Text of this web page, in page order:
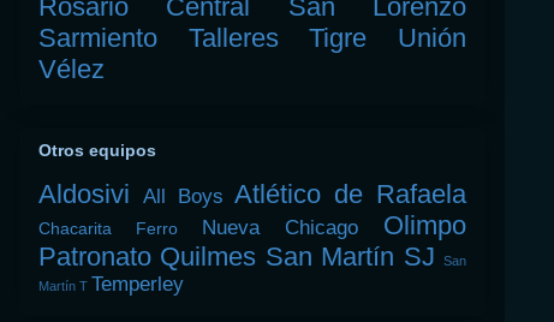
Rosario Central
San Lorenzo
Sarmiento
Talleres Tigre
Unión
Vélez
Otros equipos
Aldosivi All Boys Atlético de Rafaela
Chacarita Ferro Nueva Chicago
Olimpo
Patronato Quilmes San Martín SJ
San
Martín T Temperley